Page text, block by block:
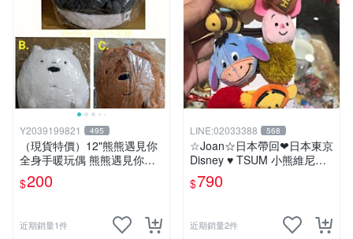
Y2039199821 495
（現貨特價）12"熊熊遇見你
全身手暖玩偶 熊熊遇見你暖
手枕 熊熊遇見你系列 熊熊遇
見你 暖手枕 玩偶 可愛 Q萌
$200
近期銷量1件
LINE:02033388 568
☆Joan☆日本帶回❤日本東京
Disney ♥ TSUM 小熊維尼系
列 ♥ 髮束/髮飾/髮圈/髮帶/綁
頭髮
$790
近期銷量2件